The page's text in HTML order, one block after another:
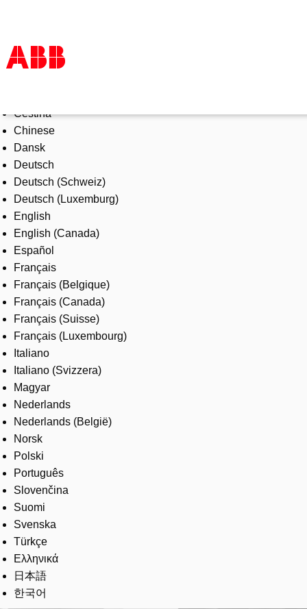
Products & Solutions
Industries
Services
About us
Where to buy
Contact us
Careers
Čeština
Chinese
Dansk
Deutsch
Deutsch (Schweiz)
Deutsch (Luxemburg)
English
English (Canada)
Español
Français
Français (Belgique)
Français (Canada)
Français (Suisse)
Français (Luxembourg)
Italiano
Italiano (Svizzera)
Magyar
Nederlands
Nederlands (België)
Norsk
Polski
Português
Slovenčina
Suomi
Svenska
Türkçe
Ελληνικά
日本語
한국어